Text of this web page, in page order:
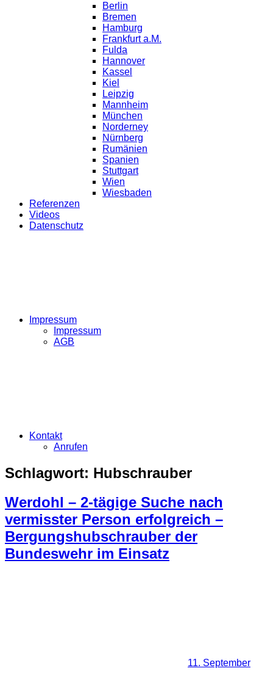
Berlin
Bremen
Hamburg
Frankfurt a.M.
Fulda
Hannover
Kassel
Kiel
Leipzig
Mannheim
München
Norderney
Nürnberg
Rumänien
Spanien
Stuttgart
Wien
Wiesbaden
Referenzen
Videos
Datenschutz
Impressum
Impressum
AGB
Kontakt
Anrufen
Schlagwort: Hubschrauber
Werdohl – 2-tägige Suche nach
vermisster Person erfolgreich –
Bergungshubschrauber der
Bundeswehr im Einsatz
11. September